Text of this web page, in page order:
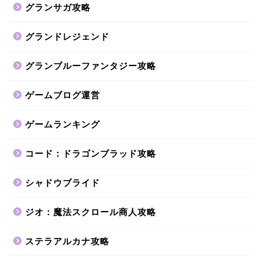
グランサガ攻略
グランドレジェンド
グランブルーファンタジー攻略
ゲームブログ運営
ゲームランキング
コード：ドラゴンブラッド攻略
シャドウブライド
ジオ：魔法スクロール商人攻略
ステラアルカナ攻略